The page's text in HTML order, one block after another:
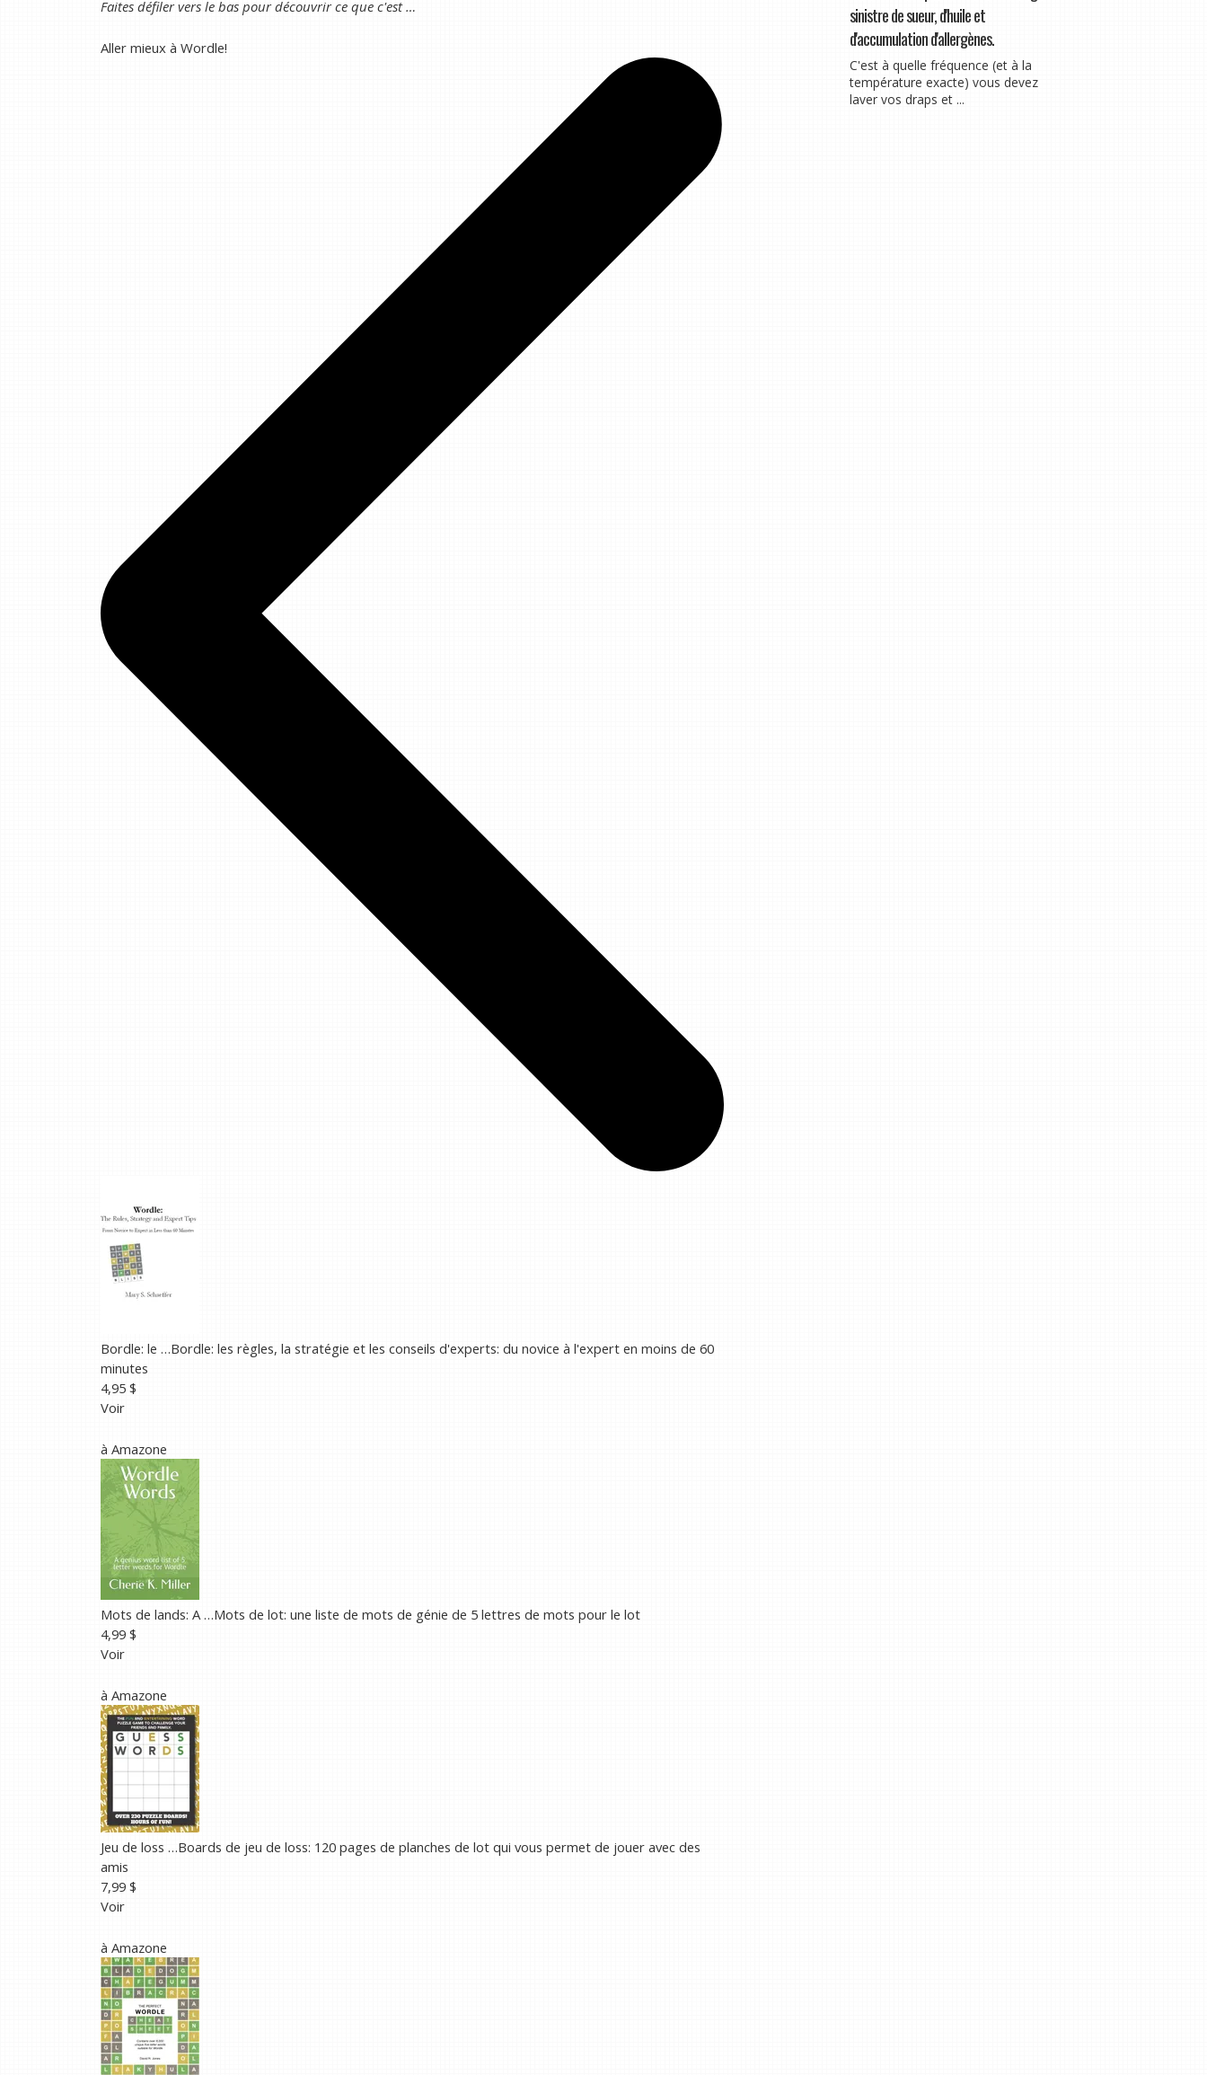
Faites défiler vers le bas pour découvrir ce que c'est …
Aller mieux à Wordle!
Bordle: le …Bordle: les règles, la stratégie et les conseils d'experts: du novice à l'expert en moins de 60
minutes
4,95 $
Voir
à Amazone
Mots de lands: A …Mots de lot: une liste de mots de génie de 5 lettres de mots pour le lot
4,99 $
Voir
à Amazone
Jeu de loss …Boards de jeu de loss: 120 pages de planches de lot qui vous permet de jouer avec des
amis
7,99 $
Voir
à Amazone
sinistre de sueur, d'huile et
d'accumulation d'allergènes.
C'est à quelle fréquence (et à la
température exacte) vous devez
laver vos draps et ...